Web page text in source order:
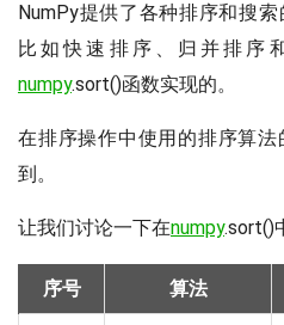
NumPy提供了各种排序和搜
比如快速排序、归并排序
numpy.sort()函数实现的。
在排序操作中使用的排序算
到。
让我们讨论一下在numpy.sort()
序号 算法